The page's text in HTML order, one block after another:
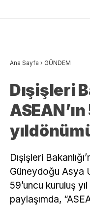
Ana Sayfa › GÜNDEM
Dışişleri
Dışişleri
Güneydoğu Asya
59’uncu kuruluş
paylaşımda,